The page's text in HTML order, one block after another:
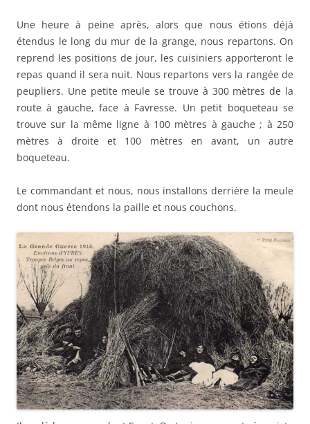
Une heure à peine après, alors que nous étions déjà
étendus le long du mur de la grange, nous repartons. On
reprend les positions de jour, les cuisiniers apporteront le
repas quand il sera nuit. Nous repartons vers la rangée de
peupliers. Une petite meule se trouve à 300 mètres de la
route à gauche, face à Favresse. Un petit boqueteau se
trouve sur la même ligne à 100 mètres à gauche ; à 250
mètres à droite et 100 mètres en avant, un autre
boqueteau.
Le commandant et nous, nous installons derrière la meule
dont nous étendons la paille et nous couchons.